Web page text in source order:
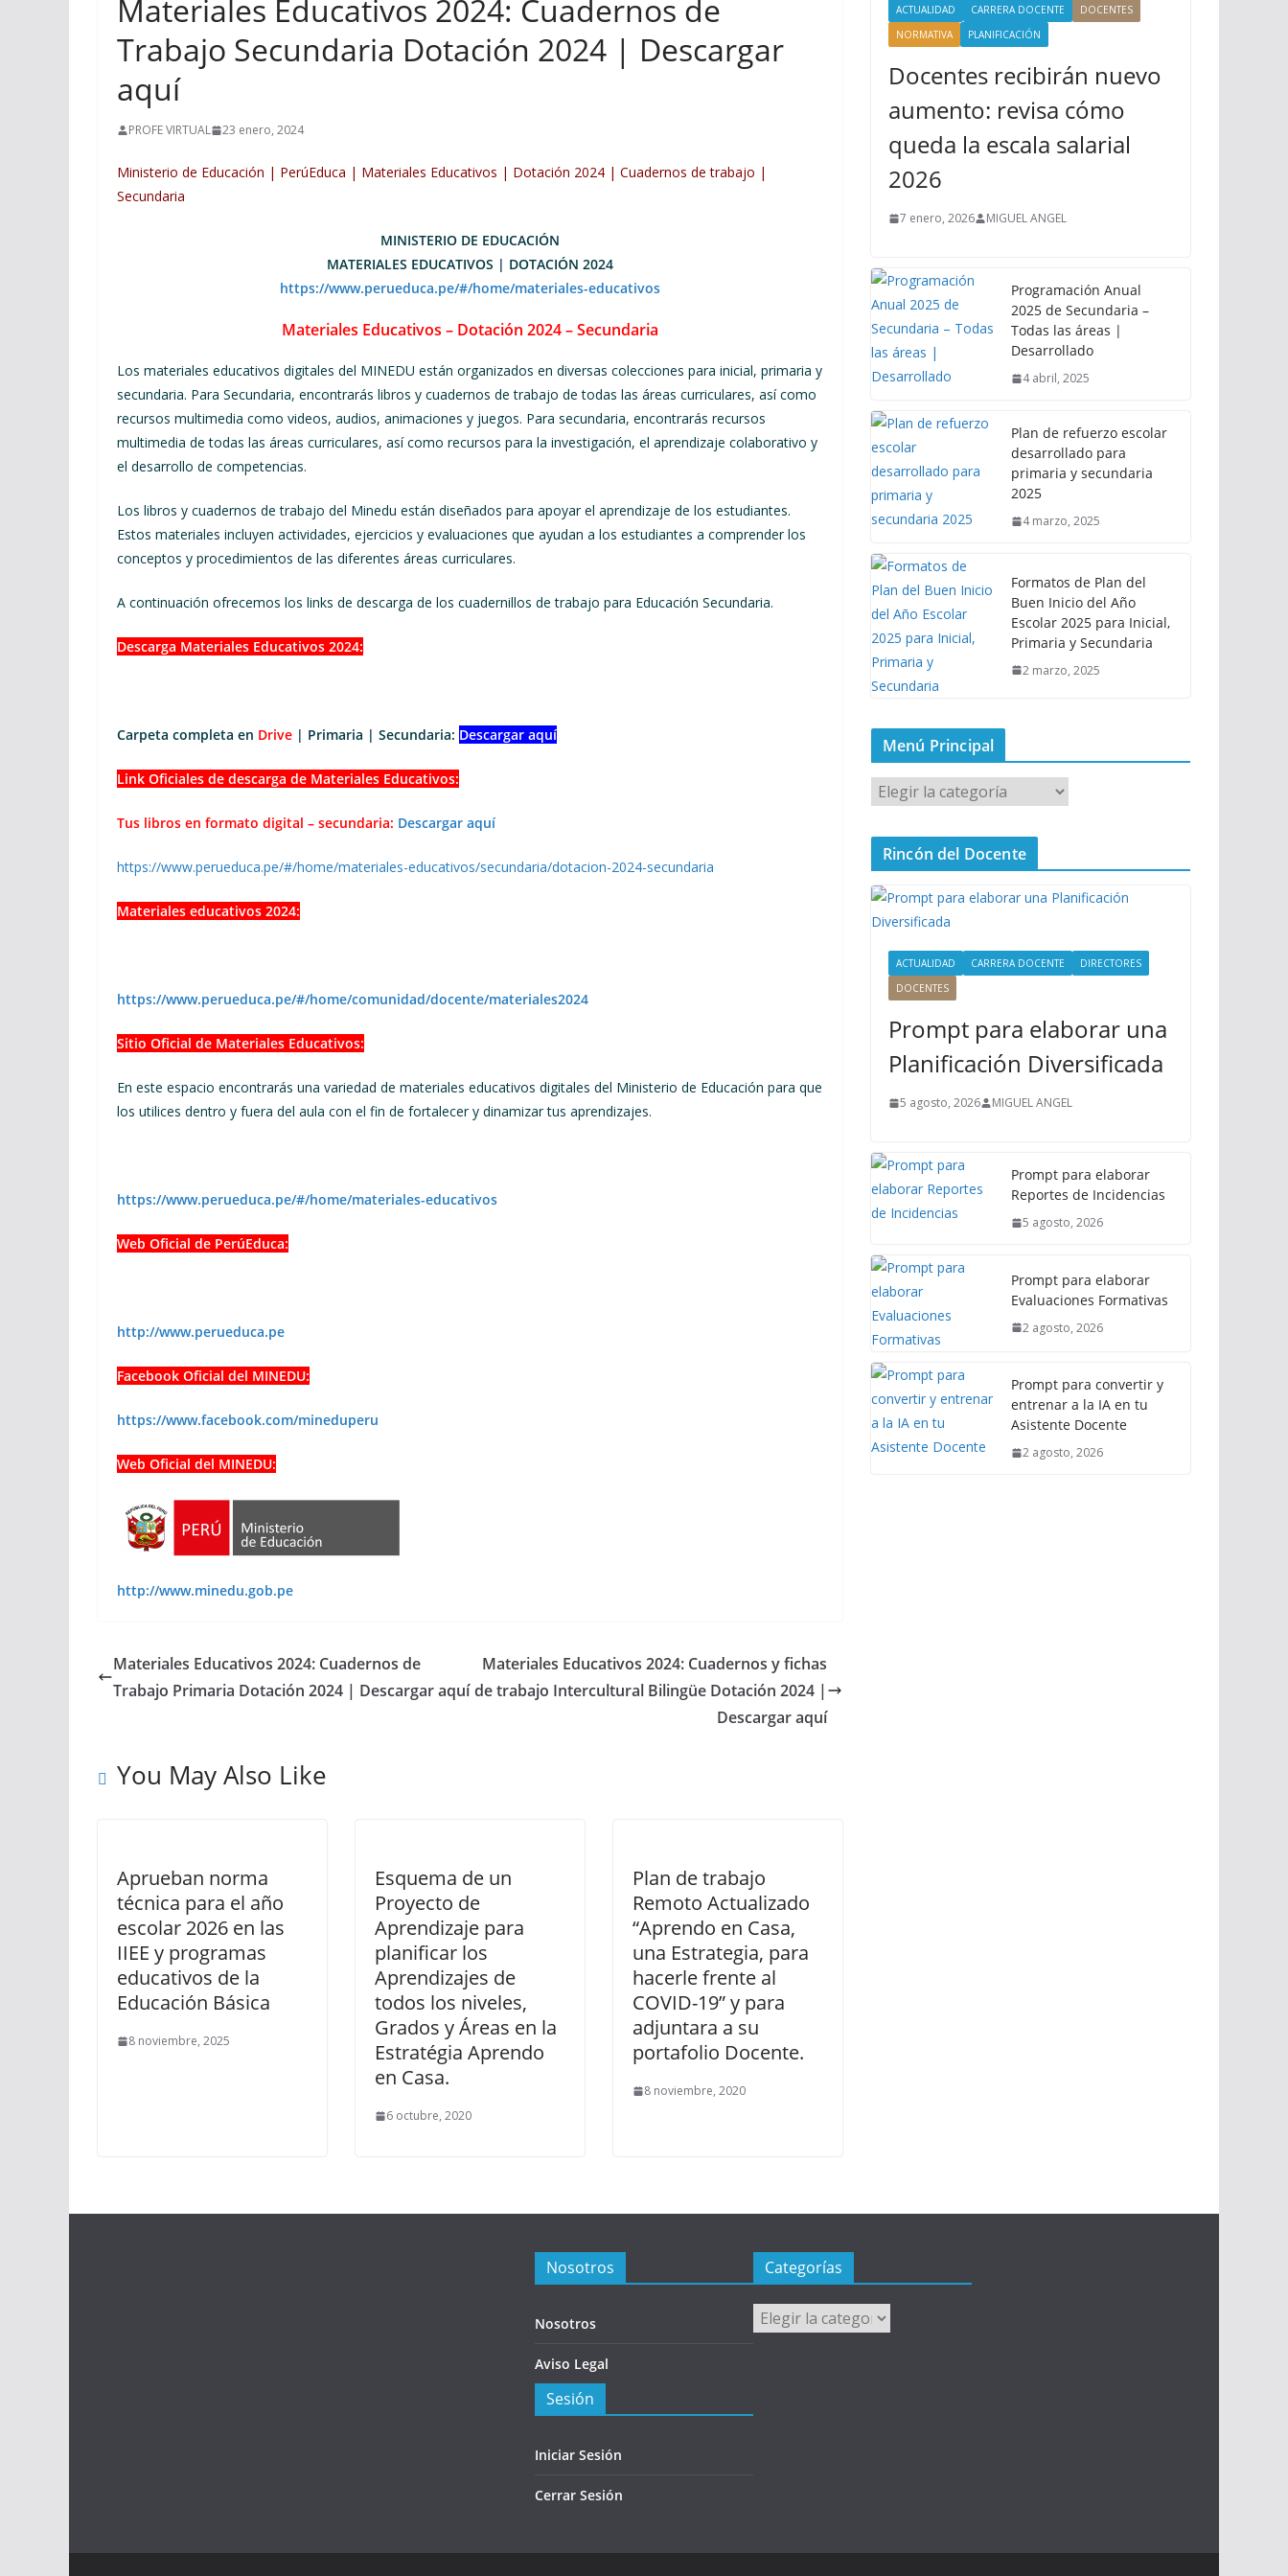
Materiales Educativos 2024: Cuadernos de
Trabajo Secundaria Dotación 2024 | Descargar
aquí
PROFE VIRTUAL 23 enero, 2024
Ministerio de Educación | PerúEduca | Materiales Educativos | Dotación 2024 | Cuadernos de trabajo |
Secundaria
MINISTERIO DE EDUCACIÓN
MATERIALES EDUCATIVOS | DOTACIÓN 2024
https://www.perueduca.pe/#/home/materiales-educativos
Materiales Educativos – Dotación 2024 – Secundaria
Los materiales educativos digitales del MINEDU están organizados en diversas colecciones para inicial, primaria y
secundaria. Para Secundaria, encontrarás libros y cuadernos de trabajo de todas las áreas curriculares, así como
recursos multimedia como videos, audios, animaciones y juegos. Para secundaria, encontrarás recursos
multimedia de todas las áreas curriculares, así como recursos para la investigación, el aprendizaje colaborativo y
el desarrollo de competencias.
Los libros y cuadernos de trabajo del Minedu están diseñados para apoyar el aprendizaje de los estudiantes.
Estos materiales incluyen actividades, ejercicios y evaluaciones que ayudan a los estudiantes a comprender los
conceptos y procedimientos de las diferentes áreas curriculares.
A continuación ofrecemos los links de descarga de los cuadernillos de trabajo para Educación Secundaria.
Descarga Materiales Educativos 2024:
Carpeta completa en Drive | Primaria | Secundaria: Descargar aquí
Link Oficiales de descarga de Materiales Educativos:
Tus libros en formato digital – secundaria: Descargar aquí
https://www.perueduca.pe/#/home/materiales-educativos/secundaria/dotacion-2024-secundaria
Materiales educativos 2024:
https://www.perueduca.pe/#/home/comunidad/docente/materiales2024
Sitio Oficial de Materiales Educativos:
En este espacio encontrarás una variedad de materiales educativos digitales del Ministerio de Educación para que
los utilices dentro y fuera del aula con el fin de fortalecer y dinamizar tus aprendizajes.
https://www.perueduca.pe/#/home/materiales-educativos
Web Oficial de PerúEduca:
http://www.perueduca.pe
Facebook Oficial del MINEDU:
https://www.facebook.com/mineduperu
Web Oficial del MINEDU:
http://www.minedu.gob.pe
Materiales Educativos 2024: Cuadernos de
Trabajo Primaria Dotación 2024 | Descargar aquí
Materiales Educativos 2024: Cuadernos y fichas
de trabajo Intercultural Bilingüe Dotación 2024 |
Descargar aquí
You May Also Like
Aprueban norma
técnica para el año
escolar 2026 en las
IIEE y programas
educativos de la
Educación Básica
8 noviembre, 2025
Esquema de un
Proyecto de
Aprendizaje para
planificar los
Aprendizajes de
todos los niveles,
Grados y Áreas en la
Estratégia Aprendo
en Casa.
6 octubre, 2020
Plan de trabajo
Remoto Actualizado
“Aprendo en Casa,
una Estrategia, para
hacerle frente al
COVID-19” y para
adjuntara a su
portafolio Docente.
8 noviembre, 2020
ACTUALIDAD CARRERA DOCENTE
DOCENTES
NORMATIVA
PLANIFICACIÓN
Docentes recibirán nuevo
aumento: revisa cómo
queda la escala salarial
2026
7 enero, 2026 MIGUEL ANGEL
Programación Anual
2025 de Secundaria –
Todas las áreas |
Desarrollado
4 abril, 2025
Plan de refuerzo escolar
desarrollado para
primaria y secundaria
2025
4 marzo, 2025
Formatos de Plan del
Buen Inicio del Año
Escolar 2025 para Inicial,
Primaria y Secundaria
2 marzo, 2025
Menú Principal
M
e
n
P
i
Rincón del Docente
ACTUALIDAD CARRERA DOCENTE
DIRECTORES
DOCENTES
Prompt para elaborar una
Planificación Diversificada
5 agosto, 2026 MIGUEL ANGEL
Prompt para elaborar
Reportes de Incidencias
5 agosto, 2026
Prompt para elaborar
Evaluaciones Formativas
2 agosto, 2026
Prompt para convertir y
entrenar a la IA en tu
Asistente Docente
2 agosto, 2026
Nosotros
Nosotros
Aviso Legal
Sesión
Iniciar Sesión
Cerrar Sesión
Categorías
Categorías